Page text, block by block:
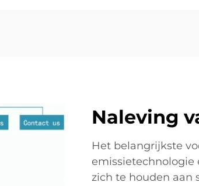
Naleving
Het belangrijkste
emissietechnologie
zich te houden aan